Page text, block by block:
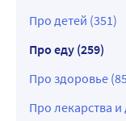
Про детей (351)
Про еду (259)
Про здоровье
Про лекарства